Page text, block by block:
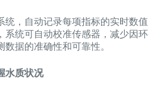
统，自动记录每项指标的实时数值
系统可自动校准传感器，减少因环
据的准确性和可靠性。
水质状况